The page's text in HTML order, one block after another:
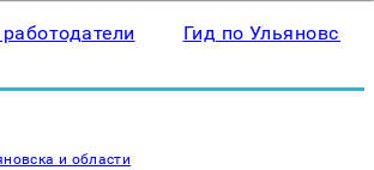
Гид по Ульяновску
и области